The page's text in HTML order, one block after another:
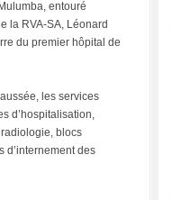
entouré
la RVA-SA, Léonard
du premier hôpital de
les services
d’hospitalisation,
blocs
d’internement des